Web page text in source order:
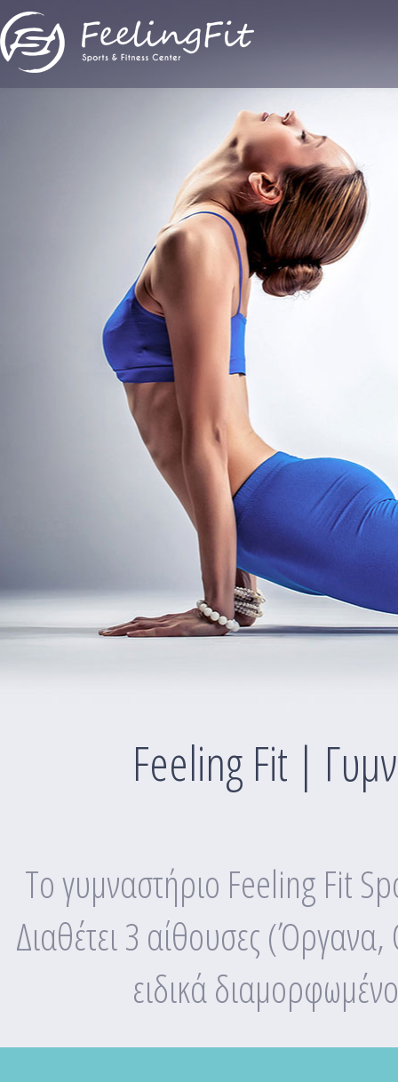
Παράκαμψη προς το κυρίως περιεχόμενο
Feeling Fit |
Το γυμναστήριο Feeling Fit
Διαθέτει 3 αίθουσες
ειδικά